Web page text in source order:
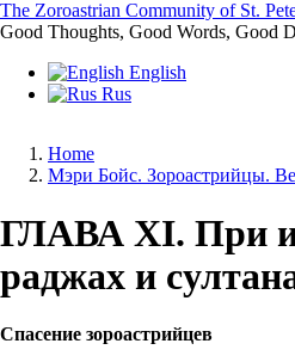
Skip
to
content
The Zoroastrian Community of St.
Good Thoughts, Good Words, Good
English
Rus
Breadcrumb
Home
Мэри Бойс. Зороастрийцы.
ГЛАВА XI. При
раджах и
Спасение зороастрийцев